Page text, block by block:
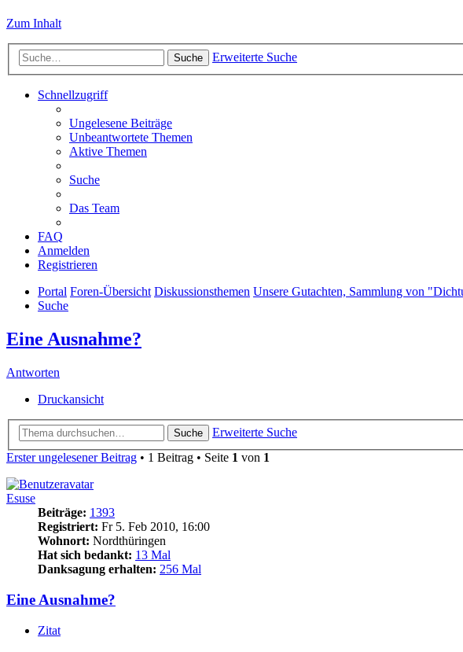
Zum Inhalt
Suche Erweiterte Suche
Schnellzugriff
Ungelesene Beiträge
Unbeantwortete Themen
Aktive Themen
Suche
Das Team
FAQ
Anmelden
Registrieren
Portal Foren-Übersicht Diskussionsthemen Unsere Gutachten, Sammlung von
Suche
Eine Ausnahme?
Antworten
Druckansicht
Suche
Erweiterte Suche
Erster ungelesener Beitrag • 1 Beitrag • Seite 1 von 1
Esuse
Beiträge: 1393
Registriert: Fr 5. Feb 2010, 16:00
Wohnort: Nordthüringen
Hat sich bedankt: 13 Mal
Danksagung erhalten: 256 Mal
Eine Ausnahme?
Zitat